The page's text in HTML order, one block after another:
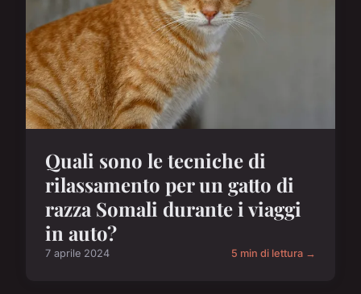
Quali sono le tecniche di
rilassamento per un gatto di
razza Somali durante i viaggi
in auto?
7 aprile 2024 5 min di lettura →